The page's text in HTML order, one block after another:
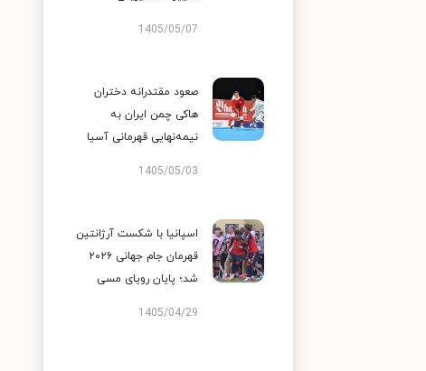
1405/05/07
صعود مقتدرانه دختران
هاکی چمن ایران به
نیمه‌نهایی قهرمانی آسیا
1405/05/03
اسپانیا با شکست آرژانتین
قهرمان جام جهانی ۲۰۲۶
شد؛ پایان رویای مسی
1405/04/29